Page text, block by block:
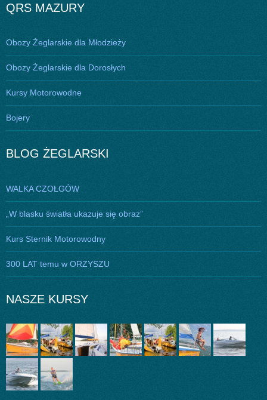
QRS MAZURY
Obozy Żeglarskie dla Młodzieży
Obozy Żeglarskie dla Dorosłych
Kursy Motorowodne
Bojery
BLOG ŻEGLARSKI
WALKA CZOŁGÓW
„W blasku światła ukazuje się obraz”
Kurs Sternik Motorowodny
300 LAT temu w ORZYSZU
NASZE KURSY